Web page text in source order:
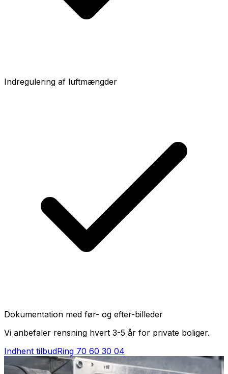
Indregulering af luftmængder
Dokumentation med før- og efter-billeder
Vi anbefaler rensning hvert 3-5 år for private boliger.
Indhent tilbudRing 70 60 30 04